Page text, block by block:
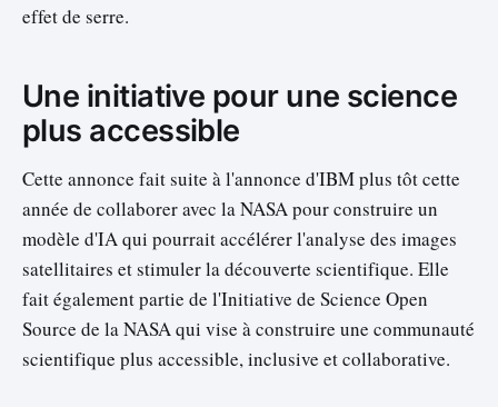
effet de serre.
Une initiative pour une science
plus accessible
Cette annonce fait suite à l'annonce d'IBM plus tôt cette
année de collaborer avec la NASA pour construire un
modèle d'IA qui pourrait accélérer l'analyse des images
satellitaires et stimuler la découverte scientifique. Elle
fait également partie de l'Initiative de Science Open
Source de la NASA qui vise à construire une communauté
scientifique plus accessible, inclusive et collaborative.